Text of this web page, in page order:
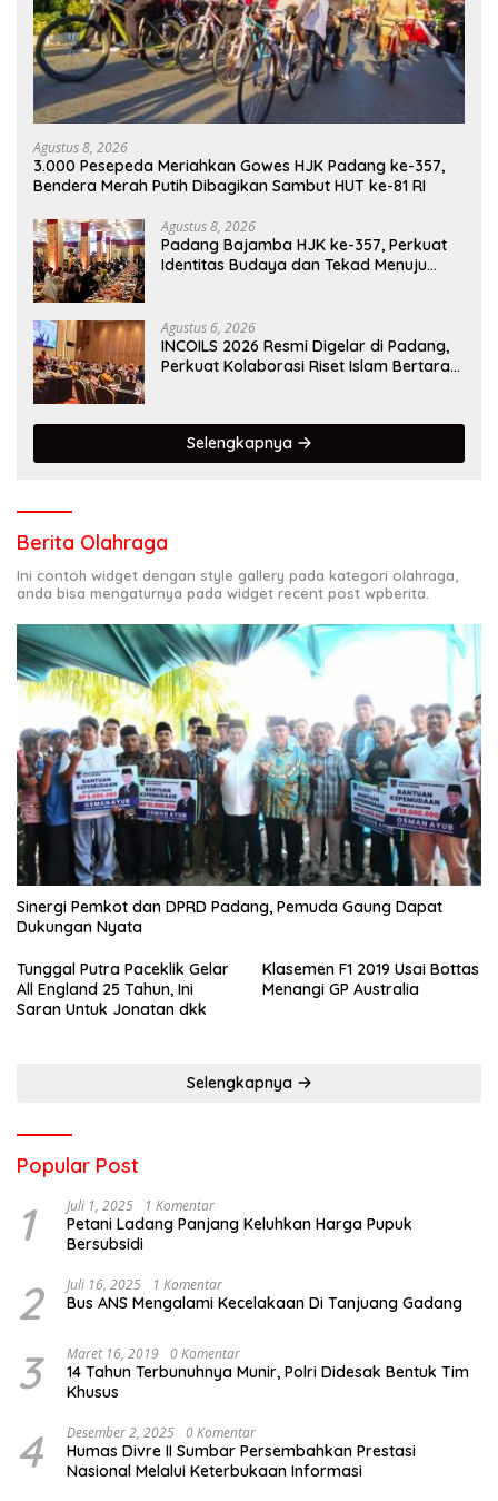
Agustus 8, 2026
3.000 Pesepeda Meriahkan Gowes HJK Padang ke-357,
Bendera Merah Putih Dibagikan Sambut HUT ke-81 RI
Agustus 8, 2026
Padang Bajamba HJK ke-357, Perkuat
Identitas Budaya dan Tekad Menuju
Agustus 6, 2026
INCOILS 2026 Resmi Digelar di Padang,
Perkuat Kolaborasi Riset Islam Bertaraf
Selengkapnya
Berita Olahraga
Ini contoh widget dengan style gallery pada kategori olahraga,
anda bisa mengaturnya pada widget recent post wpberita.
Sinergi Pemkot dan DPRD Padang, Pemuda Gaung Dapat
Dukungan Nyata
Tunggal Putra Paceklik Gelar
All England 25 Tahun, Ini
Saran Untuk Jonatan dkk
Klasemen F1 2019 Usai Bottas
Menangi GP Australia
Selengkapnya
Popular Post
1 Juli 1, 2025 1 Komentar
Petani Ladang Panjang Keluhkan Harga Pupuk
Bersubsidi
2 Juli 16, 2025 1 Komentar
Bus ANS Mengalami Kecelakaan Di Tanjuang Gadang
3 Maret 16, 2019 0 Komentar
14 Tahun Terbunuhnya Munir, Polri Didesak Bentuk Tim
Khusus
4 Desember 2, 2025 0 Komentar
Humas Divre II Sumbar Persembahkan Prestasi
Nasional Melalui Keterbukaan Informasi